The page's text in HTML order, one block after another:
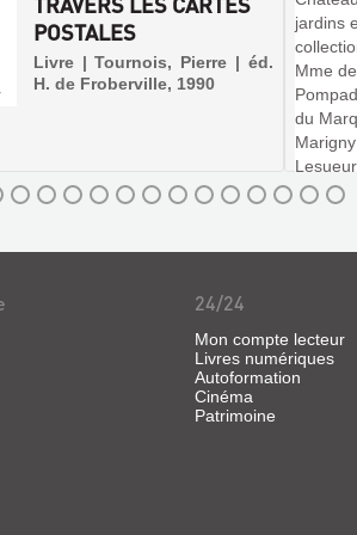
POSTALES
Livre | Tournois, Pierre | éd.
H. de Froberville, 1990
24/24
Mon compte lecteur
Livres numériques
Autoformation
Cinéma
Patrimoine